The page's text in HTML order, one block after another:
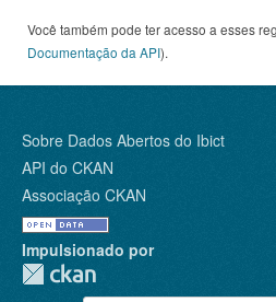
Você também pode ter acesso a esses
Documentação da API).
Sobre Dados Abertos do Ibict
API do CKAN
Associação CKAN
Impulsionado por